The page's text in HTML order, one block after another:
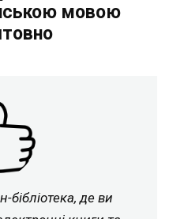
мовою
де ви